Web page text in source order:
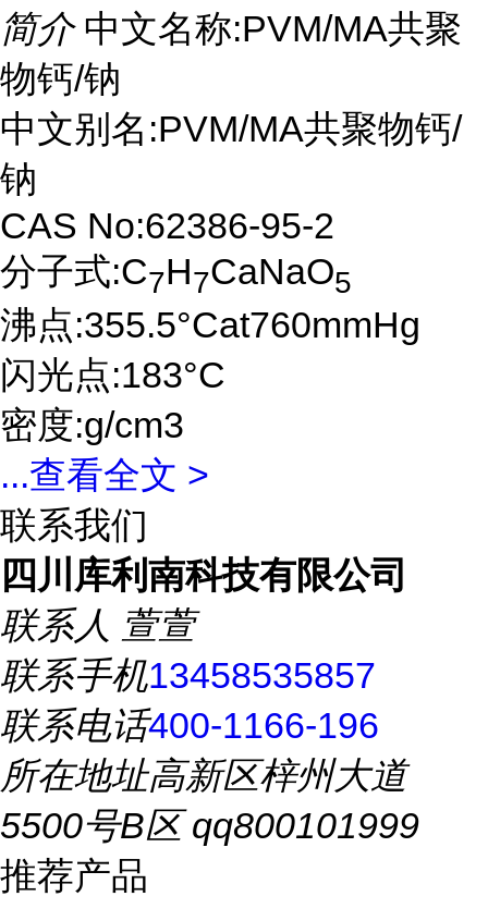
简介 中文名称:PVM/MA共聚
物钙/钠
中文别名:PVM/MA共聚物钙/
钠
CAS No:62386-95-2
分子式:C7H7CaNaO5
沸点:355.5°Cat760mmHg
闪光点:183°C
密度:g/cm3
...查看全文 >
联系我们
四川库利南科技有限公司
联系人 萱萱
联系手机13458535857
联系电话400-1166-196
所在地址高新区梓州大道
5500号B区 qq800101999
推荐产品